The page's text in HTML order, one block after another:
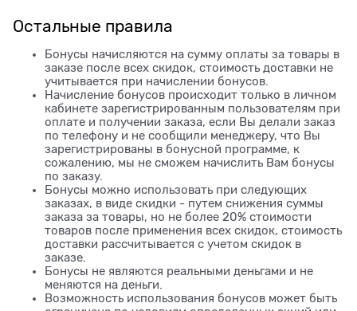
Остальные правила
Бонусы начисляются на сумму оплаты за товары в
заказе после всех скидок, стоимость доставки не
учитывается при начислении бонусов.
Начисление бонусов происходит только в личном
кабинете зарегистрированным пользователям при
оплате и получении заказа, если Вы делали заказ
по телефону и не сообщили менеджеру, что Вы
зарегистрированы в бонусной программе, к
сожалению, мы не сможем начислить Вам бонусы
по заказу.
Бонусы можно использовать при следующих
заказах, в виде скидки - путем снижения суммы
заказа за товары, но не более 20% стоимости
товаров после применения всех скидок, стоимость
доставки рассчитывается с учетом скидок в
заказе.
Бонусы не являются реальными деньгами и не
меняются на деньги.
Возможность использования бонусов может быть